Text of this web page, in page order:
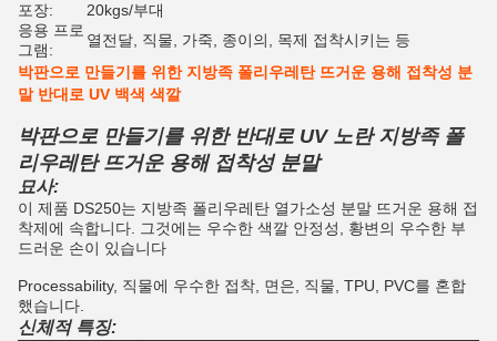
포장:
20kgs/부대
응용 프로
그램:
열전달, 직물, 가죽, 종이의, 목제 접착시키는 등
박판으로 만들기를 위한 지방족 폴리우레탄 뜨거운 용해 접착성 분
말 반대로 UV 백색 색깔
박판으로 만들기를 위한 반대로 UV 노란 지방족 폴
리우레탄 뜨거운 용해 접착성 분말
묘사:
이 제품 DS250는 지방족 폴리우레탄 열가소성 분말 뜨거운 용해 접
착제에 속합니다. 그것에는 우수한 색깔 안정성, 황변의 우수한 부
드러운 손이 있습니다
Processability, 직물에 우수한 접착, 면은, 직물, TPU, PVC를 혼합
했습니다.
신체적 특징: